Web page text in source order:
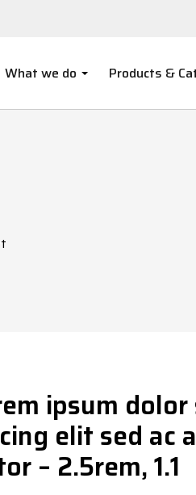
What we do Products &
ipsum
elit sed ac
– 2.5rem, 1.1